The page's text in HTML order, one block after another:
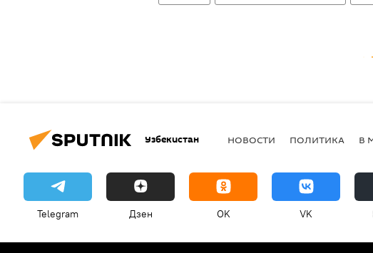
Узбекистан НОВОСТИ ПОЛИТИКА В
Telegram Дзен OK VK